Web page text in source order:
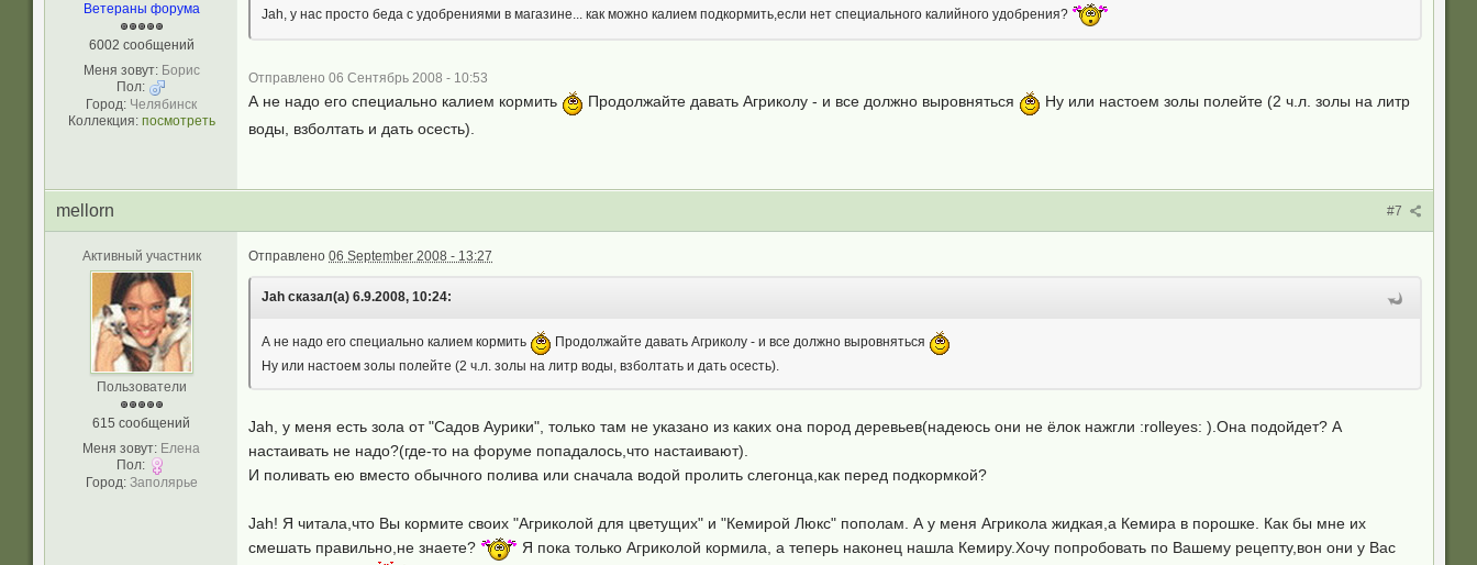
Ветераны форума
6002 сообщений
Меня зовут: Борис
Пол:
Город: Челябинск
Коллекция: посмотреть
Jah, у нас просто беда с удобрениями в магазине... как можно калием подкормить,если нет специального калийного удобрения?
Отправлено 06 Сентябрь 2008 - 10:53
А не надо его специально калием кормить Продолжайте давать Агриколу - и все должно выровняться
Ну или настоем золы полейте (2 ч.л. золы на литр
воды, взболтать и дать осесть).
#7
mellorn
Активный участник
Пользователи
615 сообщений
Меня зовут: Елена
Пол:
Город: Заполярье
Отправлено 06 September 2008 - 13:27
Jah сказал(а) 6.9.2008, 10:24:
А не надо его специально калием кормить
Продолжайте давать Агриколу - и все должно выровняться
Ну или настоем золы полейте (2 ч.л. золы на литр воды, взболтать и дать осесть).
Jah, у меня есть зола от "Садов Аурики", только там не указано из каких она пород деревьев(надеюсь они не ёлок нажгли :rolleyes: ).Она подойдет? А
настаивать не надо?(где-то на форуме попадалось,что настаивают).
И поливать ею вместо обычного полива или сначала водой пролить слегонца,как перед подкормкой?
Jah! Я читала,что Вы кормите своих "Агриколой для цветущих" и "Кемирой Люкс" пополам. А у меня Агрикола жидкая,а Кемира в порошке. Как бы мне их
смешать правильно,не знаете?
Я пока только Агриколой кормила, а теперь наконец нашла Кемиру.Хочу попробовать по Вашему рецепту,вон они у Вас